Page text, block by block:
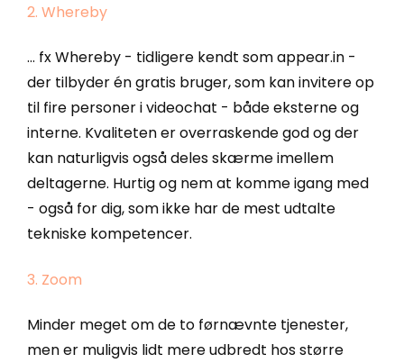
2. Whereby
... fx Whereby - tidligere kendt som appear.in -
der tilbyder én gratis bruger, som kan invitere op
til fire personer i videochat - både eksterne og
interne. Kvaliteten er overraskende god og der
kan naturligvis også deles skærme imellem
deltagerne. Hurtig og nem at komme igang med
- også for dig, som ikke har de mest udtalte
tekniske kompetencer.
3. Zoom
Minder meget om de to førnævnte tjenester,
men er muligvis lidt mere udbredt hos større